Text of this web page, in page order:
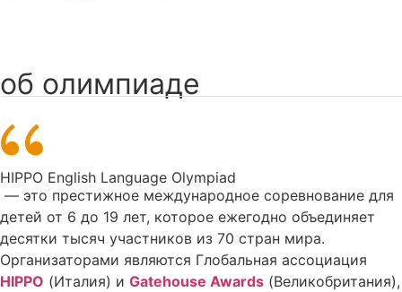
об олимпиаде
HIPPO English Language Olympiad
— это престижное международное соревнование для
детей от 6 до 19 лет, которое ежегодно объединяет
десятки тысяч участников из 70 стран мира.
Организаторами являются Глобальная ассоциация
HIPPO (Италия) и Gatehouse Awards (Великобритания),